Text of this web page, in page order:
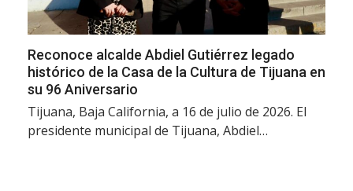
Reconoce alcalde Abdiel Gutiérrez legado
histórico de la Casa de la Cultura de Tijuana en
su 96 Aniversario
Tijuana, Baja California, a 16 de julio de 2026. El
presidente municipal de Tijuana, Abdiel…